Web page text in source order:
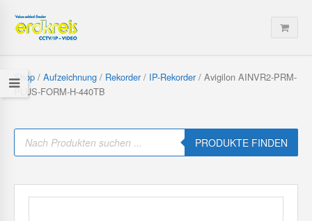
Shop / Aufzeichnung / Rekorder/ IP-Rekorder/ Avigilon AINVR2-PRM-
PLUS-FORM-H-440TB
P
o
PRODUKTE FINDEN